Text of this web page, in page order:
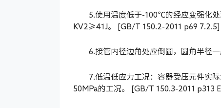
5.使用温度低于-100℃的经应变强化处
KV2≥41J。 [GB/T 150.2-2011 p69 7.2.5]
6.接管内径边角处应倒圆，圆角半径
7.低温低应力工况：容器受压元件实
50MPa的工况。 [GB/T 150.3-2011 p313